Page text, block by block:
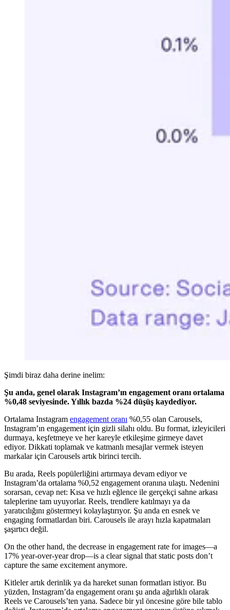
Şimdi biraz daha derine inelim:
Şu anda, genel olarak Instagram’ın engagement oranı ortalama
%0,48 seviyesinde. Yıllık bazda %24 düşüş kaydediyor.
Ortalama Instagram engagement oranı %0,55 olan Carousels,
Instagram’ın engagement için gizli silahı oldu. Bu format, izleyicileri
durmaya, keşfetmeye ve her kareyle etkileşime girmeye davet
ediyor. Dikkati toplamak ve katmanlı mesajlar vermek isteyen
markalar için Carousels artık birinci tercih.
Bu arada, Reels popülerliğini artırmaya devam ediyor ve
Instagram’da ortalama %0,52 engagement oranına ulaştı. Nedenini
sorarsan, cevap net: Kısa ve hızlı eğlence ile gerçekçi sahne arkası
taleplerine tam uyuyorlar. Reels, trendlere katılmayı ya da
yaratıcılığını göstermeyi kolaylaştırıyor. Şu anda en esnek ve
engaging formatlardan biri. Carousels ile arayı hızla kapatmaları
şaşırtıcı değil.
On the other hand, the decrease in engagement rate for images—a
17% year-over-year drop—is a clear signal that static posts don’t
capture the same excitement anymore.
Kitleler artık derinlik ya da hareket sunan formatları istiyor. Bu
yüzden, Instagram’da engagement oranı şu anda ağırlıklı olarak
Reels ve Carousels’ten yana. Sadece bir yıl öncesine göre bile tablo